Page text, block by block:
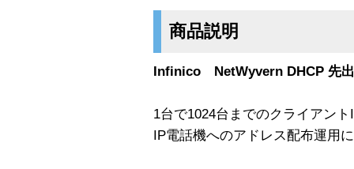
商品説明
Infinico NetWyvern DHCP 先出
1台で1024台までのクライアン
IP電話機へのアドレス配布運用